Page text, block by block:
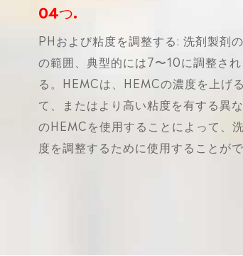
04つ.
PHおよび粘度を調整する: 洗剤製剤
の範囲、典型的には7〜10に調整さ
る。HEMCは、HEMCの濃度を上げ
て、またはより高い粘度を有する異
のHEMCを使用することによって、
度を調整するために使用することがで